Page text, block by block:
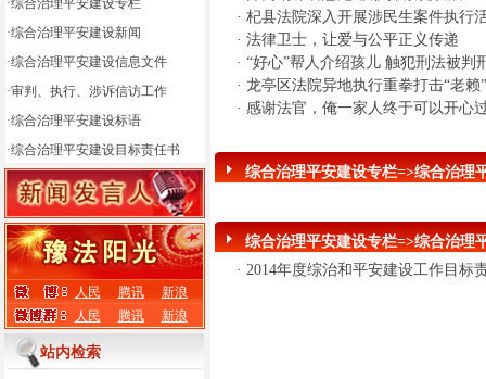
·综合治理平安建设专栏
·综合治理平安建设新闻
·综合治理平安建设信息文件
·审判、执行、涉诉信访工作
·综合治理平安建设标语
·综合治理平安建设目标责任书
人民 腾讯
新浪
人民
腾讯 新浪
站内检索
· 杞县法院深入开展涉民生案件执行
· 法律卫士，让爱与公平正义传递
· “好心”帮人介绍孩儿 触犯刑法被判
· 龙亭区法院异地执行重拳打击“老
· 感谢法官，俺一家人终于可以开心
综合治理平安建设专栏=>综合治理
综合治理平安建设专栏=>综合治理
· 2014年度综治和平安建设工作目标